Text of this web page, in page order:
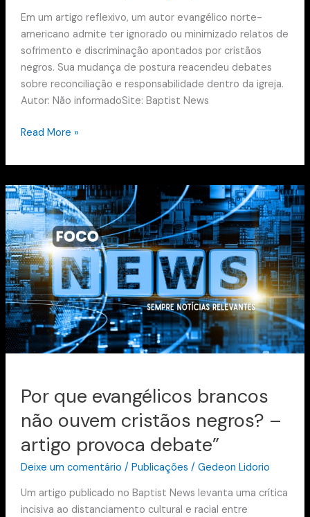
Em um artigo reflexivo, um autor evangélico norte-
americano admite ter ignorado ou minimizado relatos de
sofrimento e discriminação apontados por cristãos
negros. Sua mudança de postura reacendeu debates
sobre reconciliação e responsabilidade dentro da igreja.
Autor: Não informadoSite: Baptist News
Read More »
Por que evangélicos brancos
não ouvem cristãos negros? –
artigo provoca debate”
Deixe um comentário / Publicações / Gedeon Lidorio
Um artigo publicado no Baptist News levanta uma crítica
incisiva ao distanciamento cultural e racial entre
Por
que
evangélicos
brancos
não
ouvem
cristãos
negros?
–
artigo